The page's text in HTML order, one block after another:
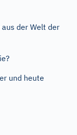
der Welt der
und heute